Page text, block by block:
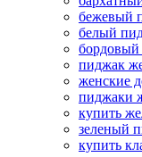
бежевый
белый
пиджак
женские
пиджаки
купить
зеленый
купить